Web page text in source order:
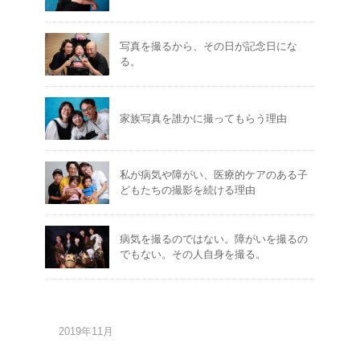
写真を撮るから、その日が記念日にな
る。
家族写真を誰かに撮ってもらう理由
私が病気や障がい、医療的ケアのある子
どもたちの撮影を続ける理由
病気を撮るのではない。障がいを撮るの
でもない。その人自身を撮る。
2019年11月